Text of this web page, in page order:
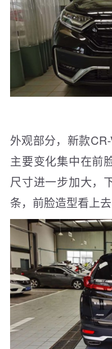
外观部分，新款
主要变化集中在前
尺寸进一步加大，
条，前脸造型看上